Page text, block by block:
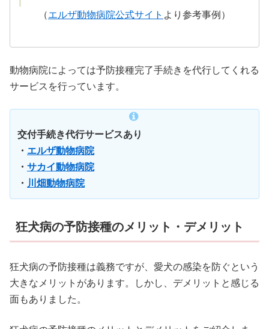
（エルザ動物病院公式サイト より参考事例）
動物病院によっては予防接種完了手続きを代行してくれる
サービスを行っています。
交付手続き代行サービスあり
・ エルザ動物病院
・ サカイ動物病院
・ 川畑動物病院
狂犬病の予防接種のメリット・デメリット
狂犬病の予防接種は義務ですが、愛犬の感染を防ぐという
大きなメリットがあります。しかし、デメリットと感じる
面もありました。